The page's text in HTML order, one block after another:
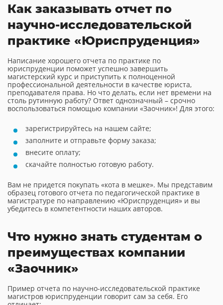
Как заказывать отчет по
научно-исследовательской
практике «Юриспруденция»
Написание хорошего отчета по практике по
юриспруденции поможет успешно завершить
магистерский курс и приступить к полноценной
профессиональной деятельности в качестве юриста,
преподавателя права. Но что делать, если нет времени на
столь рутинную работу? Ответ однозначный – срочно
воспользоваться помощью компании «Заочник»! Для этого:
зарегистрируйтесь на нашем сайте;
заполните и отправьте форму заказа;
внесите оплату;
скачайте полностью готовую работу.
Вам не придется покупать «кота в мешке». Мы представим
образец готового отчета по педагогической практике в
магистратуре по направлению «Юриспруденция» и вы
убедитесь в компетентности наших авторов.
Что нужно знать студентам о
преимуществах компании
«Заочник»
Пример отчета по научно-исследовательской практике
магистров юриспруденции говорит сам за себя. Его